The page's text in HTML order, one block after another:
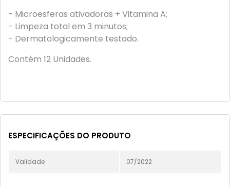
- Microesferas ativadoras + Vitamina A;
- Limpeza total em 3 minutos;
- Dermatologicamente testado.
Contém 12 Unidades.
ESPECIFICAÇÕES DO PRODUTO
Validade 07/2022